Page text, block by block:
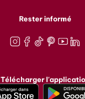
Rester informé
Télécharger